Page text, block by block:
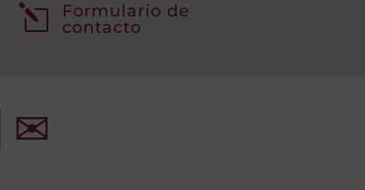
l
Formulario de
contacto
✉